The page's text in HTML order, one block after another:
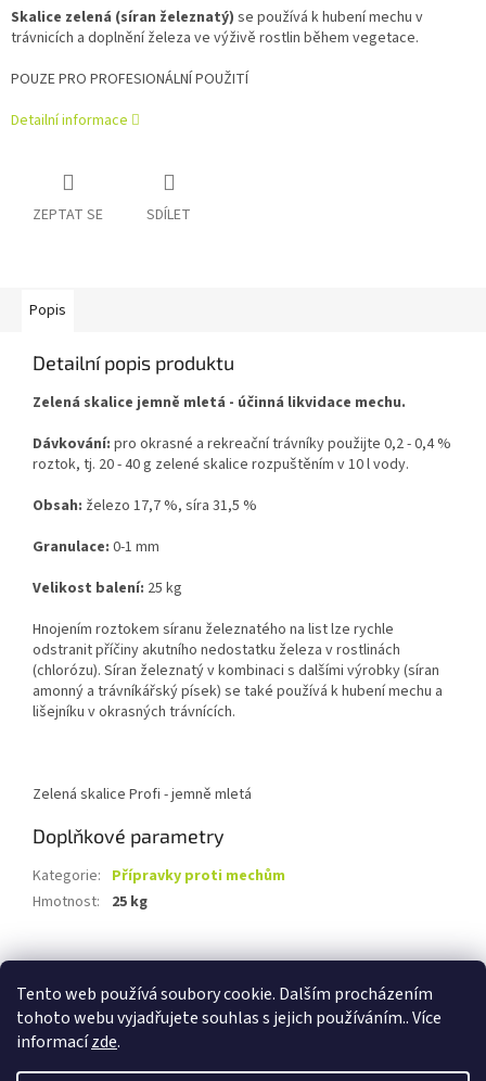
Tento web používá soubory cookie. Dalším procházením
tohoto webu vyjadřujete souhlas s jejich používáním.. Více
informacízde.
Skalice zelená (síran železnatý) se používá k hubení mechu v
trávnicích a doplnění železa ve výživě rostlin během vegetace.
POUZE PRO PROFESIONÁLNÍ POUŽITÍ
Detailní informace
ZEPTAT SE SDÍLET
Popis
Detailní popis produktu
Zelená skalice jemně mletá - účinná likvidace mechu.
Dávkování: pro okrasné a rekreační trávníky použijte 0,2 - 0,4 %
roztok, tj. 20 - 40 g zelené skalice rozpuštěním v 10 l vody.
Obsah: železo 17,7 %, síra 31,5 %
Granulace: 0-1 mm
Velikost balení: 25 kg
Hnojením roztokem síranu železnatého na list lze rychle
odstranit příčiny akutního nedostatku železa v rostlinách
(chlorózu). Síran železnatý v kombinaci s dalšími výrobky (síran
amonný a trávníkářský písek) se také používá k hubení mechu a
lišejníku v okrasných trávnících.
Zelená skalice Profi - jemně mletá
Doplňkové parametry
Kategorie: Přípravky proti mechům
Hmotnost: 25 kg
Z
Travnik-realizace.cz Kontakty Odstoupení od smlouvy